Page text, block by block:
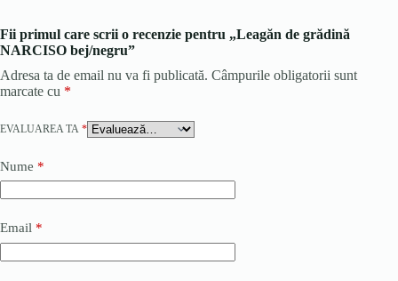
Fii primul care scrii o recenzie pentru „Leagăn de grădină
NARCISO bej/negru”
Adresa ta de email nu va fi publicată. Câmpurile obligatorii sunt
marcate cu *
EVALUAREA TA *
Nume *
Email *